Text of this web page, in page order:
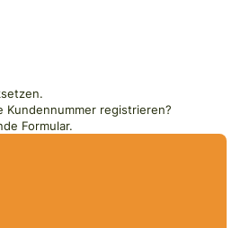
Kundennummer registrieren?
Formular.